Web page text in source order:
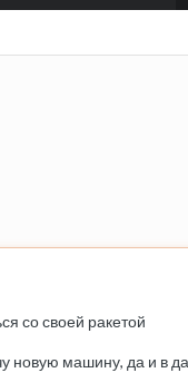
со своей ракетой
новую машину, да и в